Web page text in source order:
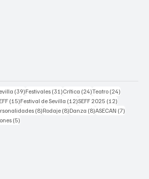
posts(39)39 posts
Festivales (31)31 posts
Crítica (24)24 posts
Teatro (24)
posts
(15)15 posts
Festival de Sevilla (12)12 posts
SEFF 2025 (12)
(8)8 posts
Rodaje (8)8 posts
Danza (8)8 posts
ASECAN (7)
(5)